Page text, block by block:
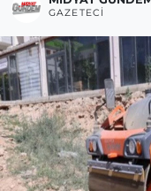
GAZETECI